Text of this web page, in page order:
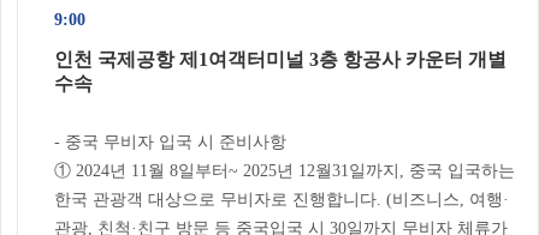
9:00
인천 국제공항 제1여객터미널 3층 항공사 카운터 개별
수속
- 중국 무비자 입국 시 준비사항
① 2024년 11월 8일부터~ 2025년 12월31일까지, 중국 입국하는
한국 관광객 대상으로 무비자로 진행합니다. (비즈니스, 여행·
관광, 친척·친구 방문 등 중국입국 시 30일까지 무비자 체류가